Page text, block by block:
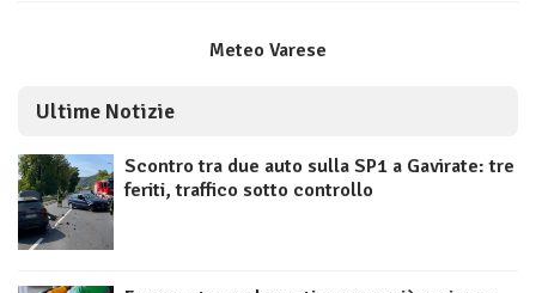
Meteo Varese
Ultime Notizie
Scontro tra due auto sulla SP1 a Gavirate: tre
feriti, traffico sotto controllo